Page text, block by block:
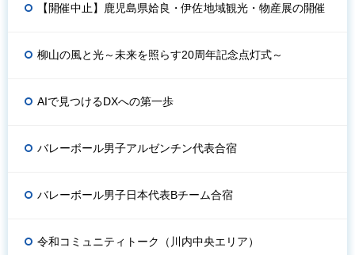
【開催中止】鹿児島県姶良・伊佐地域観光・物産展の開催
柳山の風と光～未来を照らす20周年記念点灯式～
AIで見つけるDXへの第一歩
バレーボール男子アルゼンチン代表合宿
バレーボール男子日本代表Bチーム合宿
令和コミュニティトーク（川内中央エリア）